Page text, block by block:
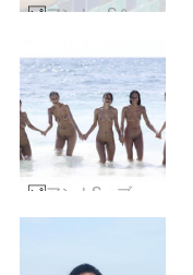
アンナ・S＆アンジェリカ＆ポーリナ プールサイド #63